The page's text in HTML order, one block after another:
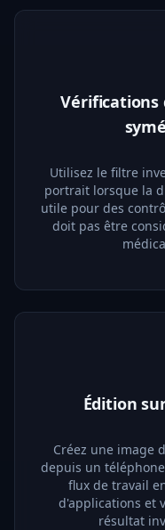
Vérifications
Utilisez le filtre
portrait lorsque la
utile pour des
doit pas être
Édition
Créez une image
depuis un
flux de travail
d'applications et
résultat